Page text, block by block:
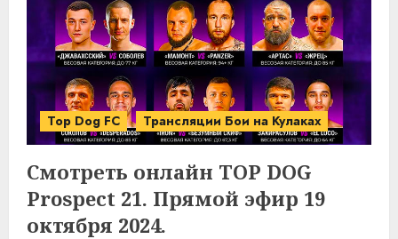
Top Dog FC Трансляции Бои на Кулаках
Смотреть онлайн TOP DOG
Prospect 21. Прямой эфир 19
октября 2024.